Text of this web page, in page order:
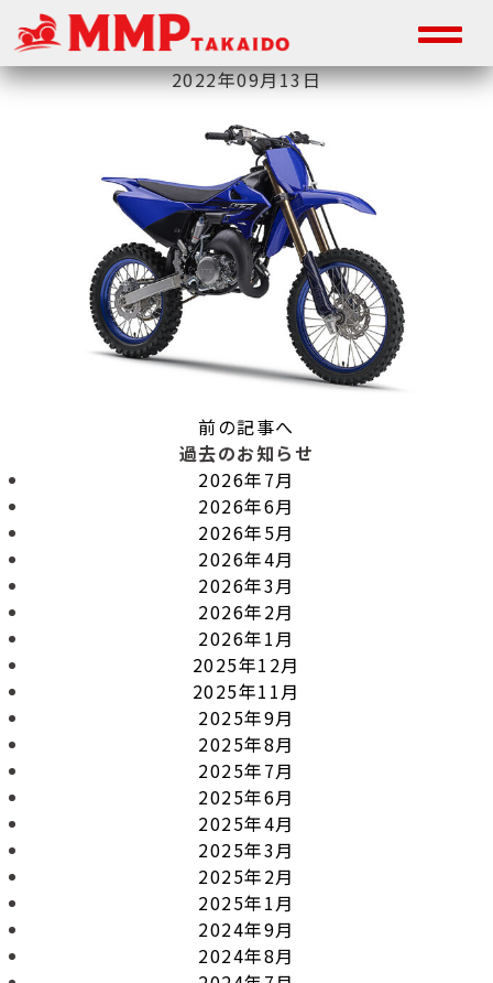
2022年09月13日
前の記事へ
過去のお知らせ
2026年7月
2026年6月
2026年5月
2026年4月
2026年3月
2026年2月
2026年1月
2025年12月
2025年11月
2025年9月
2025年8月
2025年7月
2025年6月
2025年4月
2025年3月
2025年2月
2025年1月
2024年9月
2024年8月